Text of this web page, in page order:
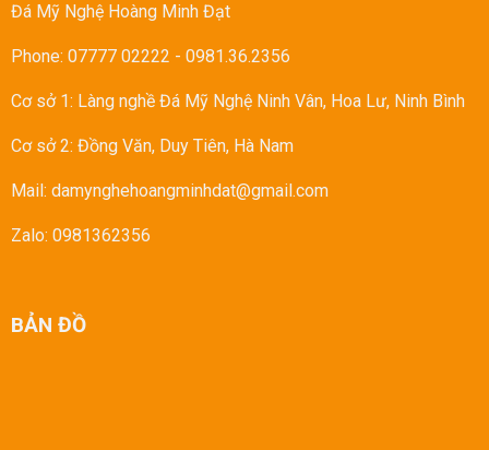
Đá Mỹ Nghệ Hoàng Minh Đạt
Phone: 07777 02222 - 0981.36.2356
Cơ sở 1: Làng nghề Đá Mỹ Nghệ Ninh Vân, Hoa Lư, Ninh Bình
Cơ sở 2: Đồng Văn, Duy Tiên, Hà Nam
Mail: damynghehoangminhdat@gmail.com
Zalo: 0981362356
BẢN ĐỒ